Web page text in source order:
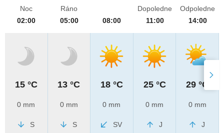
Noc
02:00
15 °C
0 mm
S
Ráno
05:00
13 °C
0 mm
S
08:00
18 °C
0 mm
SV
Dopoledne
11:00
25 °C
0 mm
J
Odpoledne
14:00
29 °C
0 mm
J